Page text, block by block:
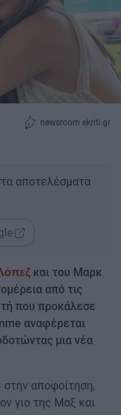
newsroom ekriti.gr
αποτελέσματα
και του Μαρκ
από τις
που προκάλεσε
αναφέρεται
μια νέα
αποφοίτηση,
γιο της Μαξ και